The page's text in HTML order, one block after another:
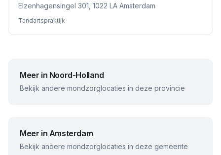
Elzenhagensingel 301, 1022 LA Amsterdam
Tandartspraktijk
Meer in Noord-Holland
Bekijk andere mondzorglocaties in deze provincie
Meer in Amsterdam
Bekijk andere mondzorglocaties in deze gemeente